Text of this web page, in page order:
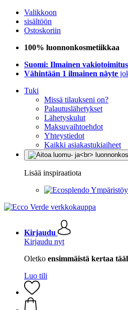
Valikkoon
sisältöön
Ostoskoriin
100% luonnonkosmetiikkaa
Suomi: Ilmainen vakiotoimitus
Vähintään 1 ilmainen näyte
Tuki
Missä tilaukseni on?
Palautuslähetykset
Lähetyskulut
Maksuvaihtoehdot
Yhteystiedot
Kaikki asiakastukiaiheet
Lisää inspiraatiota
Kirjaudu
Kirjaudu nyt
Oletko ensimmäistä kertaa
Luo tili